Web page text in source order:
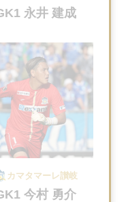
永井 建成
カマタマーレ讃岐
今村 勇介